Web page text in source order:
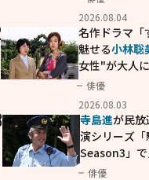
花が咲く丘で
会えたら。」
2026.08.04
名作ドラマ「
魅せる小林聡
女性"が大人
画「かもめ食
じる静かな芝居
俳優
2026.08.03
寺島進が民放
演シリーズ「
Season3」
の演技
俳優